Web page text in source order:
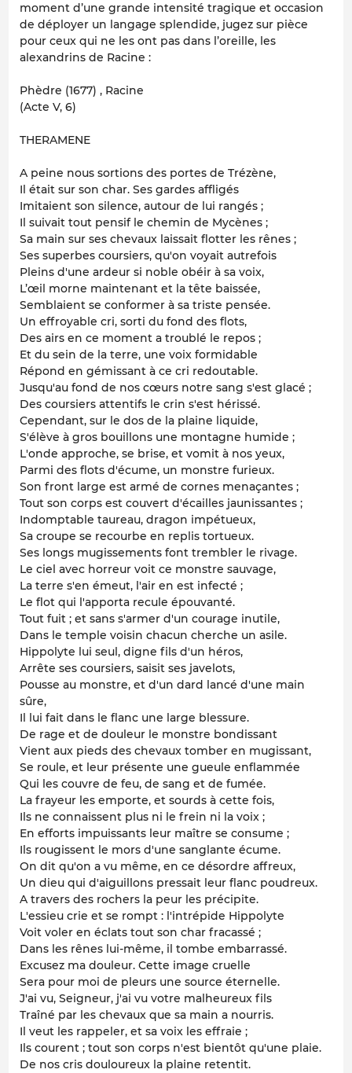
moment d’une grande intensité tragique et occasion
de déployer un langage splendide, jugez sur pièce
pour ceux qui ne les ont pas dans l’oreille, les
alexandrins de Racine :
Phèdre (1677) , Racine
(Acte V, 6)
THERAMENE
A peine nous sortions des portes de Trézène,
Il était sur son char. Ses gardes affligés
Imitaient son silence, autour de lui rangés ;
Il suivait tout pensif le chemin de Mycènes ;
Sa main sur ses chevaux laissait flotter les rênes ;
Ses superbes coursiers, qu'on voyait autrefois
Pleins d'une ardeur si noble obéir à sa voix,
L’œil morne maintenant et la tête baissée,
Semblaient se conformer à sa triste pensée.
Un effroyable cri, sorti du fond des flots,
Des airs en ce moment a troublé le repos ;
Et du sein de la terre, une voix formidable
Répond en gémissant à ce cri redoutable.
Jusqu'au fond de nos cœurs notre sang s'est glacé ;
Des coursiers attentifs le crin s'est hérissé.
Cependant, sur le dos de la plaine liquide,
S'élève à gros bouillons une montagne humide ;
L'onde approche, se brise, et vomit à nos yeux,
Parmi des flots d'écume, un monstre furieux.
Son front large est armé de cornes menaçantes ;
Tout son corps est couvert d'écailles jaunissantes ;
Indomptable taureau, dragon impétueux,
Sa croupe se recourbe en replis tortueux.
Ses longs mugissements font trembler le rivage.
Le ciel avec horreur voit ce monstre sauvage,
La terre s'en émeut, l'air en est infecté ;
Le flot qui l'apporta recule épouvanté.
Tout fuit ; et sans s'armer d'un courage inutile,
Dans le temple voisin chacun cherche un asile.
Hippolyte lui seul, digne fils d'un héros,
Arrête ses coursiers, saisit ses javelots,
Pousse au monstre, et d'un dard lancé d'une main
sûre,
Il lui fait dans le flanc une large blessure.
De rage et de douleur le monstre bondissant
Vient aux pieds des chevaux tomber en mugissant,
Se roule, et leur présente une gueule enflammée
Qui les couvre de feu, de sang et de fumée.
La frayeur les emporte, et sourds à cette fois,
Ils ne connaissent plus ni le frein ni la voix ;
En efforts impuissants leur maître se consume ;
Ils rougissent le mors d'une sanglante écume.
On dit qu'on a vu même, en ce désordre affreux,
Un dieu qui d'aiguillons pressait leur flanc poudreux.
A travers des rochers la peur les précipite.
L'essieu crie et se rompt : l'intrépide Hippolyte
Voit voler en éclats tout son char fracassé ;
Dans les rênes lui-même, il tombe embarrassé.
Excusez ma douleur. Cette image cruelle
Sera pour moi de pleurs une source éternelle.
J'ai vu, Seigneur, j'ai vu votre malheureux fils
Traîné par les chevaux que sa main a nourris.
Il veut les rappeler, et sa voix les effraie ;
Ils courent ; tout son corps n'est bientôt qu'une plaie.
De nos cris douloureux la plaine retentit.